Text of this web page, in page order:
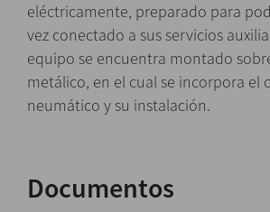
eléctricamente, preparado para
vez conectado a sus servicios
equipo se encuentra montado
metálico, en el cual se incorpora el
neumático y su instalación.
Documentos